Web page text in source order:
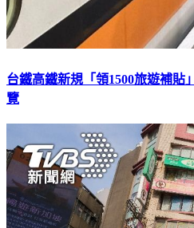
台鐵高鐵新規「領1500旅遊補
覽